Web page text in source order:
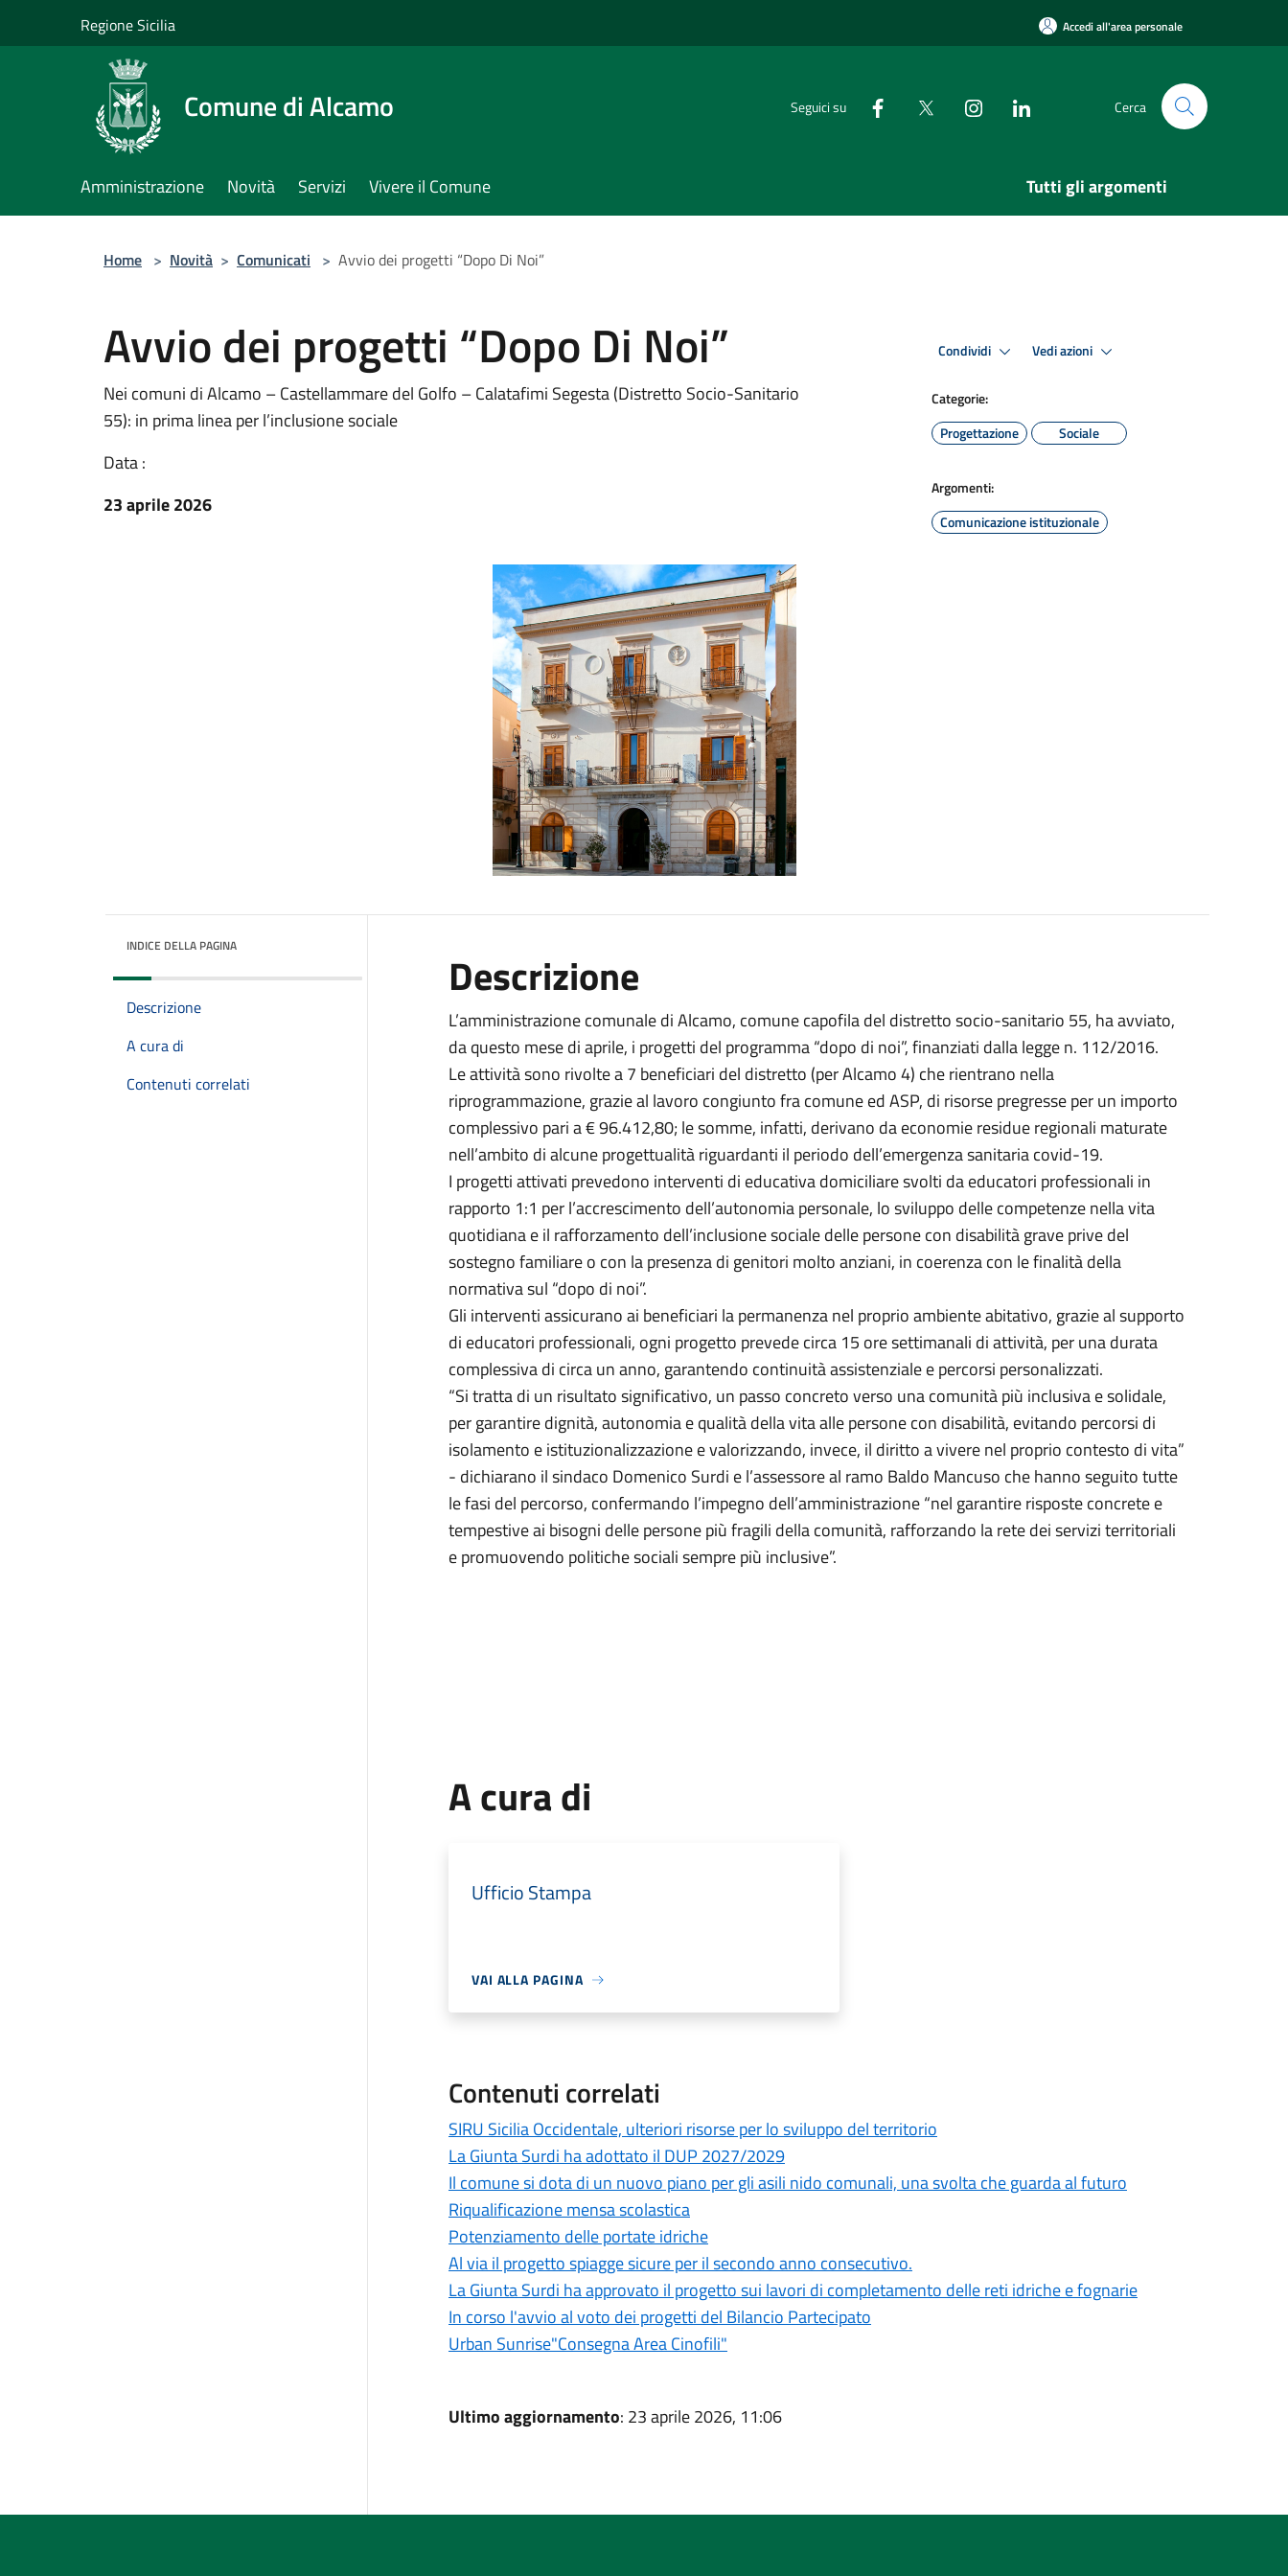
Regione Sicilia Accedi all'area personale
Comune di Alcamo Seguici su Cerca
Amministrazione Novità Servizi Vivere il Comune Tutti gli argomenti
Home > Novità > Comunicati > Avvio dei progetti “Dopo Di Noi”
Avvio dei progetti “Dopo Di Noi”
Nei comuni di Alcamo – Castellammare del Golfo – Calatafimi Segesta (Distretto Socio-Sanitario
55): in prima linea per l’inclusione sociale
Data :
23 aprile 2026
Condividi Vedi azioni
Categorie:
Progettazione
Sociale
Argomenti:
Comunicazione istituzionale
INDICE DELLA PAGINA
Descrizione
A cura di
Contenuti correlati
Descrizione
L’amministrazione comunale di Alcamo, comune capofila del distretto socio-sanitario 55, ha avviato,
da questo mese di aprile, i progetti del programma “dopo di noi”, finanziati dalla legge n. 112/2016.
Le attività sono rivolte a 7 beneficiari del distretto (per Alcamo 4) che rientrano nella
riprogrammazione, grazie al lavoro congiunto fra comune ed ASP, di risorse pregresse per un importo
complessivo pari a € 96.412,80; le somme, infatti, derivano da economie residue regionali maturate
nell’ambito di alcune progettualità riguardanti il periodo dell’emergenza sanitaria covid-19.
I progetti attivati prevedono interventi di educativa domiciliare svolti da educatori professionali in
rapporto 1:1 per l’accrescimento dell’autonomia personale, lo sviluppo delle competenze nella vita
quotidiana e il rafforzamento dell’inclusione sociale delle persone con disabilità grave prive del
sostegno familiare o con la presenza di genitori molto anziani, in coerenza con le finalità della
normativa sul “dopo di noi”.
Gli interventi assicurano ai beneficiari la permanenza nel proprio ambiente abitativo, grazie al supporto
di educatori professionali, ogni progetto prevede circa 15 ore settimanali di attività, per una durata
complessiva di circa un anno, garantendo continuità assistenziale e percorsi personalizzati.
“Si tratta di un risultato significativo, un passo concreto verso una comunità più inclusiva e solidale,
per garantire dignità, autonomia e qualità della vita alle persone con disabilità, evitando percorsi di
isolamento e istituzionalizzazione e valorizzando, invece, il diritto a vivere nel proprio contesto di vita”
- dichiarano il sindaco Domenico Surdi e l’assessore al ramo Baldo Mancuso che hanno seguito tutte
le fasi del percorso, confermando l’impegno dell’amministrazione “nel garantire risposte concrete e
tempestive ai bisogni delle persone più fragili della comunità, rafforzando la rete dei servizi territoriali
e promuovendo politiche sociali sempre più inclusive”.
A cura di
Ufficio Stampa
VAI ALLA PAGINA
Contenuti correlati
SIRU Sicilia Occidentale, ulteriori risorse per lo sviluppo del territorio
La Giunta Surdi ha adottato il DUP 2027/2029
Il comune si dota di un nuovo piano per gli asili nido comunali, una svolta che guarda al futuro
Riqualificazione mensa scolastica
Potenziamento delle portate idriche
Al via il progetto spiagge sicure per il secondo anno consecutivo.
La Giunta Surdi ha approvato il progetto sui lavori di completamento delle reti idriche e fognarie
In corso l'avvio al voto dei progetti del Bilancio Partecipato
Urban Sunrise"Consegna Area Cinofili"
Ultimo aggiornamento: 23 aprile 2026, 11:06